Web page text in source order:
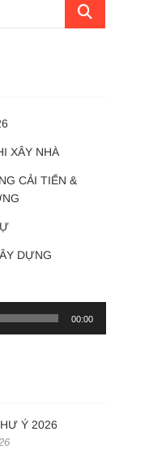
XÂY NHÀ
CẢI TIẾN &
DỰNG
00:00
Ý 2026